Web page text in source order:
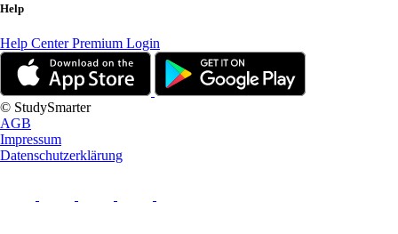
Help
Help CenterPremium Login
© StudySmarter
AGB
Impressum
Datenschutzerklärung